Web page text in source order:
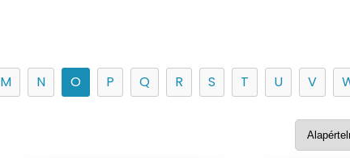
M N O P Q R S T U V